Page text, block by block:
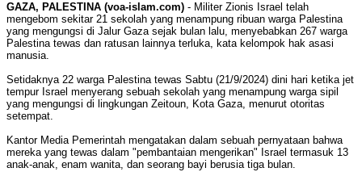
GAZA, PALESTINA (voa-islam.com) - Militer Zionis Israel telah
mengebom sekitar 21 sekolah yang menampung ribuan warga Palestina
yang mengungsi di Jalur Gaza sejak bulan lalu, menyebabkan 267 warga
Palestina tewas dan ratusan lainnya terluka, kata kelompok hak asasi
manusia.
Setidaknya 22 warga Palestina tewas Sabtu (21/9/2024) dini hari ketika jet
tempur Israel menyerang sebuah sekolah yang menampung warga sipil
yang mengungsi di lingkungan Zeitoun, Kota Gaza, menurut otoritas
setempat.
Kantor Media Pemerintah mengatakan dalam sebuah pernyataan bahwa
mereka yang tewas dalam "pembantaian mengerikan" Israel termasuk 13
anak-anak, enam wanita, dan seorang bayi berusia tiga bulan.